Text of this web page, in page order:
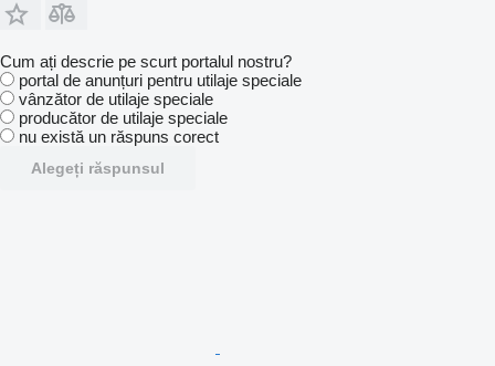
Cum ați descrie pe scurt portalul nostru?
portal de anunțuri pentru utilaje speciale
vânzător de utilaje speciale
producător de utilaje speciale
nu există un răspuns corect
Alegeți răspunsul